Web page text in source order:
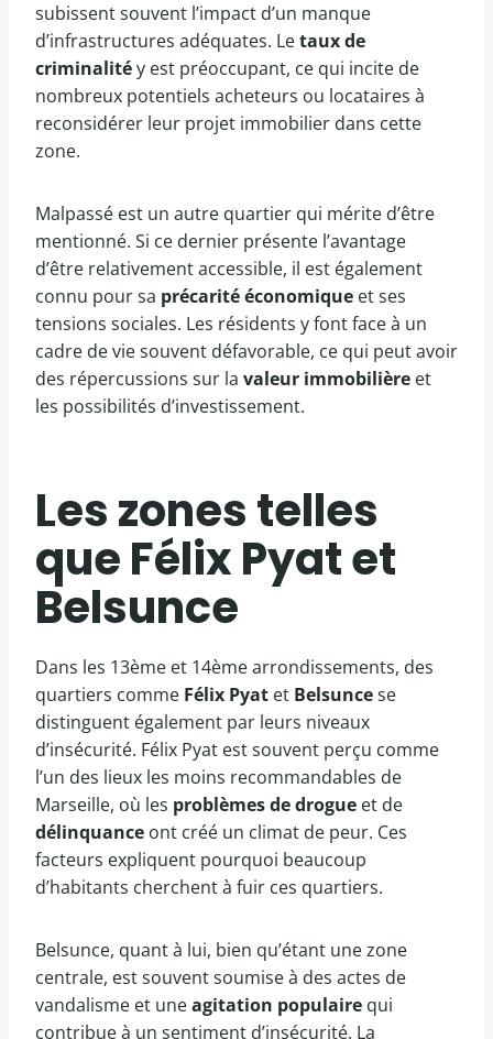
subissent souvent l’impact d’un manque
d’infrastructures adéquates. Letaux de
criminalitéy est préoccupant, ce qui incite de
nombreux potentiels acheteurs ou locataires à
reconsidérer leur projet immobilier dans cette
zone.
Malpassé est un autre quartier qui mérite d’être
mentionné. Si ce dernier présente l’avantage
d’être relativement accessible, il est également
connu pour sa précarité économique et ses
tensions sociales. Les résidents y font face à un
cadre de vie souvent défavorable, ce qui peut avoir
des répercussions sur la valeur immobilière et
les possibilités d’investissement.
Les zones telles
que Félix Pyat et
Belsunce
Dans les 13ème et 14ème arrondissements, des
quartiers comme Félix Pyat et Belsuncese
distinguent également par leurs niveaux
d’insécurité. Félix Pyat est souvent perçu comme
l’un des lieux les moins recommandables de
Marseille, où les problèmes de drogue et de
délinquance ont créé un climat de peur. Ces
facteurs expliquent pourquoi beaucoup
d’habitants cherchent à fuir ces quartiers.
Belsunce, quant à lui, bien qu’étant une zone
centrale, est souvent soumise à des actes de
vandalisme et uneagitation populaire qui
contribue à un sentiment d’insécurité. La